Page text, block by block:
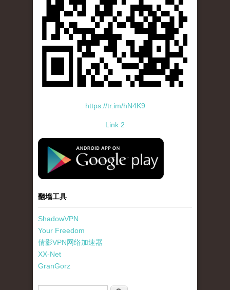
https://tr.im/hN4K9
Link 2
standard-icon-googleplay-app-store.png
翻墙工具
ShadowVPN
Your Freedom
倩影VPN网络加速器
XX-Net
GranGorz